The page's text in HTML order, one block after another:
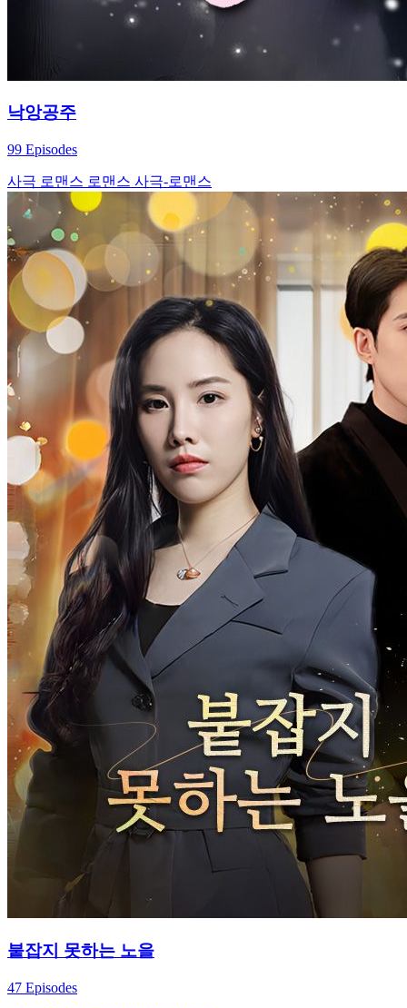
낙앙공주
99 Episodes
사극 로맨스 로맨스 사극-로맨스
붙잡지 못하는 노을
47 Episodes